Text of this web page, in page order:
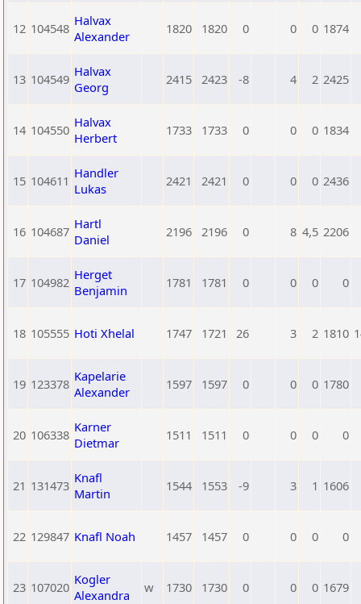
12 104548 Halvax
Alexander
1820 1820 0 0 0 1874
13 104549 Halvax
Georg
2415 2423 -8 4 2 2425
14 104550 Halvax
Herbert
1733 1733 0 0 0 1834
15 104611 Handler
Lukas
2421 2421 0 0 0 2436
16 104687 Hartl
Daniel
2196 2196 0 8 4,5 2206
17 104982 Herget
Benjamin
1781 1781 0 0 0 0
18 105555 Hoti Xhelal 1747 1721 26 3 2 1810
19 123378 Kapelarie
Alexander
1597 1597 0 0 0 1780
20 106338 Karner
Dietmar
1511 1511 0 0 0 0
21 131473 Knafl
Martin
1544 1553 -9 3 1 1606
22 129847 Knafl Noah 1457 1457 0 0 0 0
23 107020 Kogler
Alexandra
w 1730 1730 0 0 0 1679